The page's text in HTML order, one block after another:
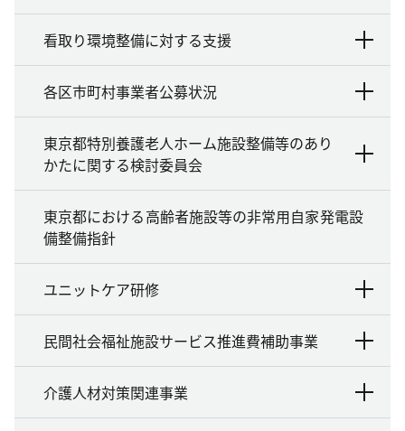
看取り環境整備に対する支援
各区市町村事業者公募状況
東京都特別養護老人ホーム施設整備等のあり
かたに関する検討委員会
東京都における高齢者施設等の非常用自家発電設
備整備指針
ユニットケア研修
民間社会福祉施設サービス推進費補助事業
介護人材対策関連事業